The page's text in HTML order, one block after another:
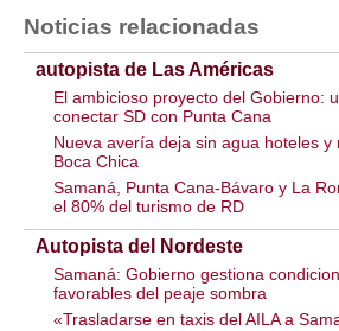
Noticias relacionadas
autopista de Las Américas
El ambicioso proyecto del Gobierno:
conectar SD con Punta Cana
Nueva avería deja sin agua hoteles y
Boca Chica
Samaná, Punta Cana-Bávaro y La
el 80% del turismo de RD
Autopista del Nordeste
Samaná: Gobierno gestiona
favorables del peaje sombra
«Trasladarse en taxis del AILA a